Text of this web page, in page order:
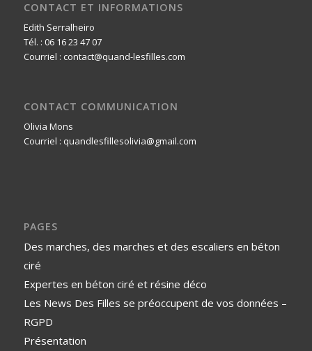
CONTACT ET INFORMATIONS
Edith Serralheiro
Tél. : 06 16 23 47 07
Courriel : contact@quand-lesfilles.com
CONTACT COMMUNICATION
Olivia Mons
Courriel : quandlesfillesolivia@gmail.com
PAGES
Des marches, des marches et des escaliers en béton
ciré
Expertes en béton ciré et résine déco
Les News Des Filles se préoccupent de vos données –
RGPD
Présentation